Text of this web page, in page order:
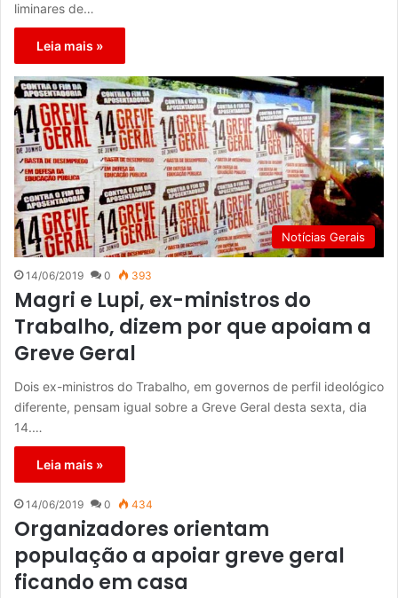
liminares de…
Leia mais »
Notícias Gerais
14/06/2019 0 393
Magri e Lupi, ex-ministros do
Trabalho, dizem por que apoiam a
Greve Geral
Dois ex-ministros do Trabalho, em governos de perfil ideológico
diferente, pensam igual sobre a Greve Geral desta sexta, dia
14.…
Leia mais »
14/06/2019 0 434
Organizadores orientam
população a apoiar greve geral
ficando em casa